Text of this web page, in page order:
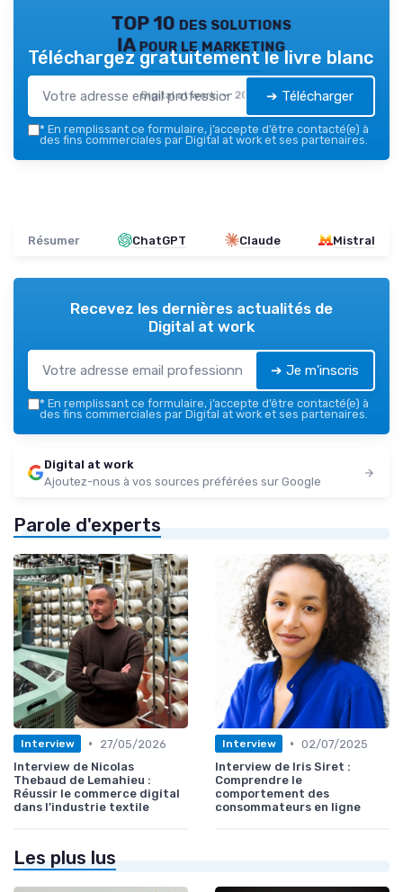
TOP 10 des solutions
IA pour le marketing
Digital at work — 2026
Téléchargez gratuitement le livre blanc
➔ Télécharger
* En remplissant ce formulaire, j’accepte d’être contacté(e) à
des fins commerciales par Digital at work et ses partenaires.
Résumer ChatGPT Claude Mistral
Recevez les dernières actualités de
Digital at work
➔ Je m'inscris
* En remplissant ce formulaire, j’accepte d’être contacté(e) à
des fins commerciales par Digital at work et ses partenaires.
Digital at work
Ajoutez-nous à vos sources préférées sur Google
Parole d'experts
Interview •
27/05/2026
Interview de Nicolas
Thebaud de Lemahieu :
Réussir le commerce digital
dans l’industrie textile
Interview • 02/07/2025
Interview de Iris Siret :
Comprendre le
comportement des
consommateurs en ligne
Les plus lus